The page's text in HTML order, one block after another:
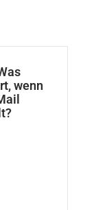
wenn